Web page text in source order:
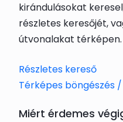
kirándulásokat
részletes keresőjét,
útvonalakat térképen.
Részletes kereső
Térképes böngészés
Miért érdemes